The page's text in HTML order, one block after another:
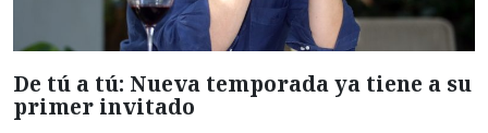
De tú a tú: Nueva temporada ya tiene a su
primer invitado